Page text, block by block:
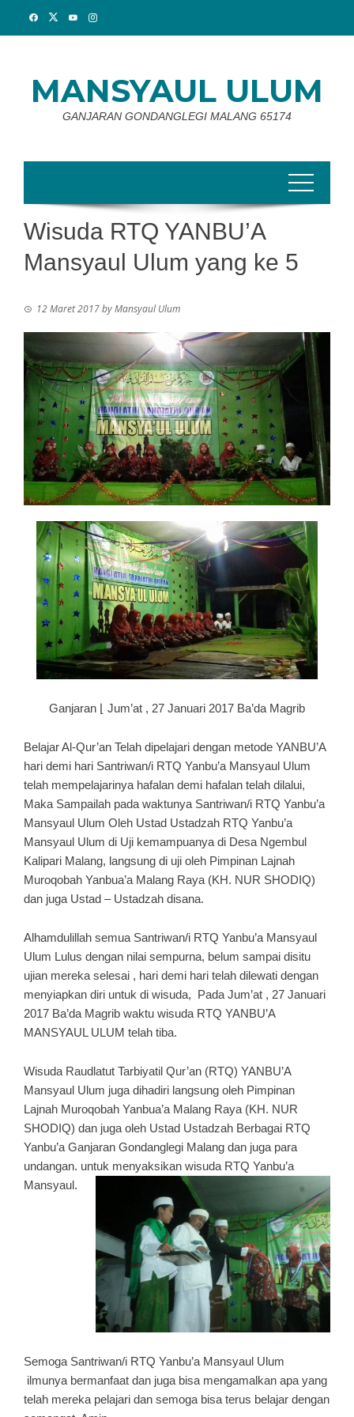
MANSYAUL ULUM
GANJARAN GONDANGLEGI MALANG 65174
Wisuda RTQ YANBU’A
Mansyaul Ulum yang ke 5
12 Maret 2017byMansyaul Ulum
Ganjaran ⌊ Jum’at , 27 Januari 2017 Ba’da Magrib
Belajar Al-Qur’an Telah dipelajari dengan metode YANBU’A
hari demi hari Santriwan/i RTQ Yanbu’a Mansyaul Ulum
telah mempelajarinya hafalan demi hafalan telah dilalui,
Maka Sampailah pada waktunya Santriwan/i RTQ Yanbu’a
Mansyaul Ulum Oleh Ustad Ustadzah RTQ Yanbu’a
Mansyaul Ulum di Uji kemampuanya di Desa Ngembul
Kalipari Malang, langsung di uji oleh Pimpinan Lajnah
Muroqobah Yanbua’a Malang Raya (KH. NUR SHODIQ)
dan juga Ustad – Ustadzah disana.
Alhamdulillah semua Santriwan/i RTQ Yanbu’a Mansyaul
Ulum Lulus dengan nilai sempurna, belum sampai disitu
ujian mereka selesai , hari demi hari telah dilewati dengan
menyiapkan diri untuk di wisuda, Pada Jum’at , 27 Januari
2017 Ba’da Magrib waktu wisuda RTQ YANBU’A
MANSYAUL ULUM telah tiba.
Wisuda Raudlatut Tarbiyatil Qur’an (RTQ) YANBU’A
Mansyaul Ulum juga dihadiri langsung oleh Pimpinan
Lajnah Muroqobah Yanbua’a Malang Raya (KH. NUR
SHODIQ) dan juga oleh Ustad Ustadzah Berbagai RTQ
Yanbu’a Ganjaran Gondanglegi Malang dan juga para
undangan. untuk menyaksikan wisuda RTQ Yanbu’a
Mansyaul.
Semoga Santriwan/i RTQ Yanbu’a Mansyaul Ulum
ilmunya bermanfaat dan juga bisa mengamalkan apa yang
telah mereka pelajari dan semoga bisa terus belajar dengan